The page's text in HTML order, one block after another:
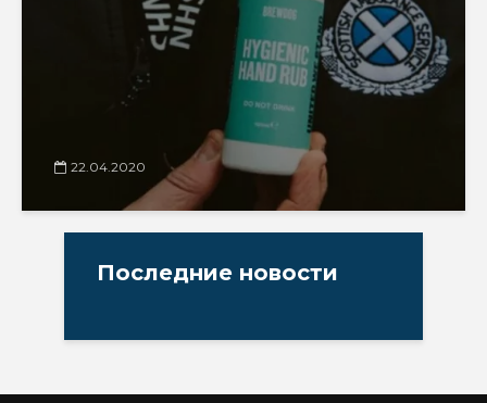
22.04.2020
Последние новости